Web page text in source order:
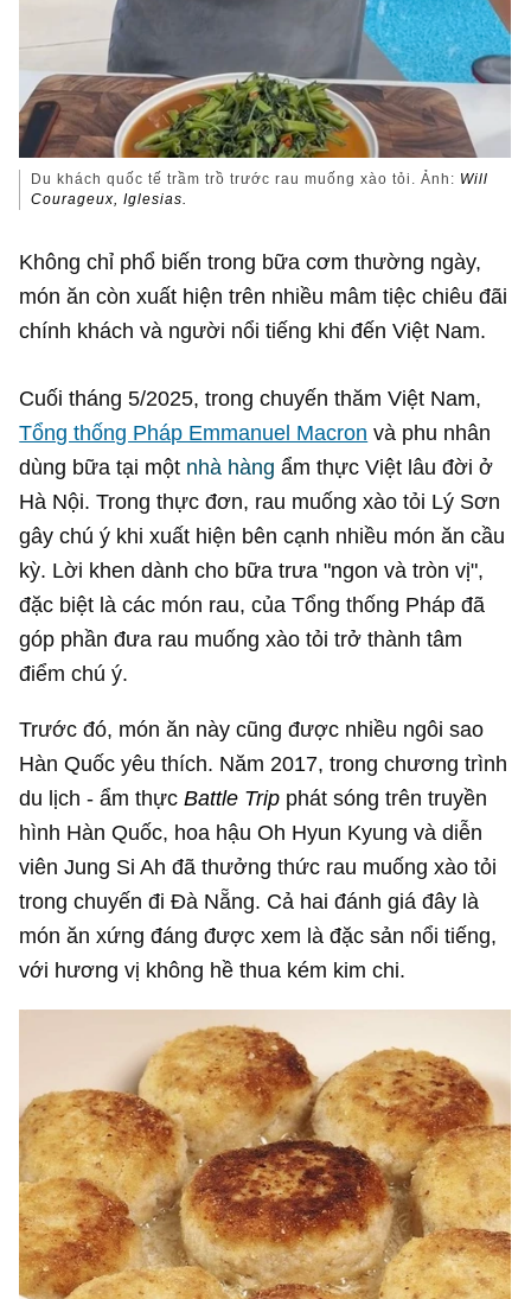
Du khách quốc tế trầm trồ trước rau muống xào tỏi. Ảnh: Will
Courageux, Iglesias.
Không chỉ phổ biến trong bữa cơm thường ngày,
món ăn còn xuất hiện trên nhiều mâm tiệc chiêu đãi
chính khách và người nổi tiếng khi đến Việt Nam.
Cuối tháng 5/2025, trong chuyến thăm Việt Nam,
Tổng thống Pháp Emmanuel Macron và phu nhân
dùng bữa tại một nhà hàng ẩm thực Việt lâu đời ở
Hà Nội. Trong thực đơn, rau muống xào tỏi Lý Sơn
gây chú ý khi xuất hiện bên cạnh nhiều món ăn cầu
kỳ. Lời khen dành cho bữa trưa "ngon và tròn vị",
đặc biệt là các món rau, của Tổng thống Pháp đã
góp phần đưa rau muống xào tỏi trở thành tâm
điểm chú ý.
Trước đó, món ăn này cũng được nhiều ngôi sao
Hàn Quốc yêu thích. Năm 2017, trong chương trình
du lịch - ẩm thựcBattle Trip phát sóng trên truyền
hình Hàn Quốc, hoa hậu Oh Hyun Kyung và diễn
viên Jung Si Ah đã thưởng thức rau muống xào tỏi
trong chuyến đi Đà Nẵng. Cả hai đánh giá đây là
món ăn xứng đáng được xem là đặc sản nổi tiếng,
với hương vị không hề thua kém kim chi.